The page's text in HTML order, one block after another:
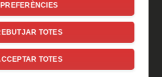
disculpa!
hi ha hagut un
temporal
PREFERÈNCIES
TOTES
TOTES